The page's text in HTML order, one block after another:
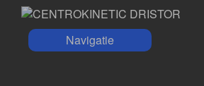
Navigatie